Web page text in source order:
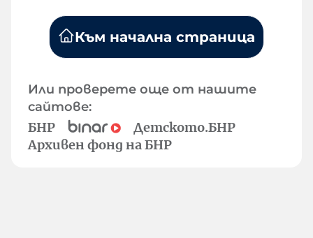
Към начална страница
Или проверете още от нашите
сайтове:
БНР
Детското.БНР
Архивен фонд на БНР